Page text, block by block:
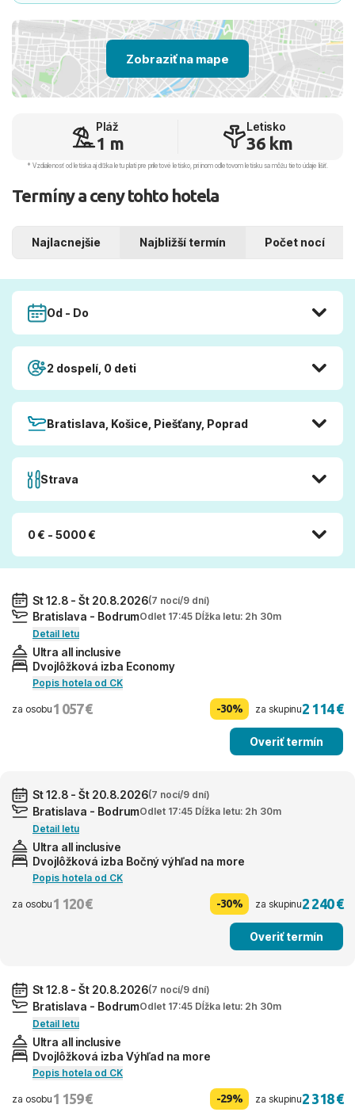
Zobraziť na mape
Pláž
1 m
Letisko
36 km
* Vzdialenosť od letiska aj dľžka letu platí pre príletové letisko, pri inom odletovom letisku sa môžu tieto údaje líšiť.
Termíny a ceny tohto hotela
Najlacnejšie Najbližší termín Počet nocí
Od - Do
2 dospelí, 0 deti
Bratislava, Košice, Piešťany, Poprad
Strava
0 € - 5000 €
St 12.8 - Št 20.8.2026(7 nocí/9 dní)
Bratislava - BodrumOdlet 17:45 Dĺžka letu: 2h 30m
Detail letu
Ultra all inclusive
Dvojlôžková izba Economy
Popis hotela od CK
za osobu 1 057 € -30% za skupinu2 114 €
Overiť termín
St 12.8 - Št 20.8.2026(7 nocí/9 dní)
Bratislava - BodrumOdlet 17:45 Dĺžka letu: 2h 30m
Detail letu
Ultra all inclusive
Dvojlôžková izba Bočný výhľad na more
Popis hotela od CK
za osobu 1 120 € -30% za skupinu2 240 €
Overiť termín
St 12.8 - Št 20.8.2026(7 nocí/9 dní)
Bratislava - BodrumOdlet 17:45 Dĺžka letu: 2h 30m
Detail letu
Ultra all inclusive
Dvojlôžková izba Výhľad na more
Popis hotela od CK
za osobu 1 159 € -29% za skupinu2 318 €